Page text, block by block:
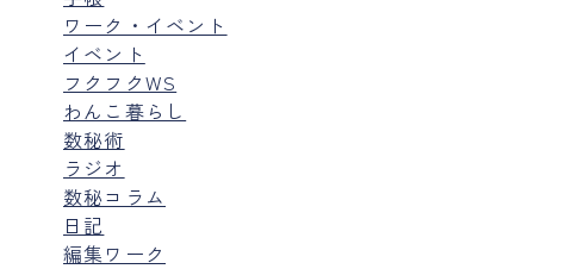
ワーク・イベント
イベント
フクフクWS
わんこ暮らし
数秘術
ラジオ
数秘コラム
日記
編集ワーク